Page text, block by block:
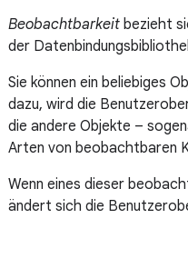
Beobachtbarkeit bezieht
der
Sie können ein beliebiges
dazu, wird die
die andere Objekte –
Arten von beobachtbaren
Wenn eines dieser
ändert sich die